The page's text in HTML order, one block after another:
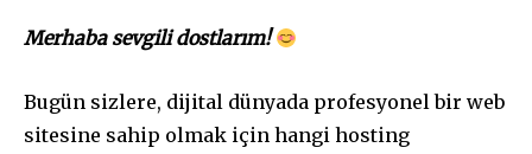
Merhaba sevgili dostlarım!
Bugün sizlere, dijital dünyada profesyonel bir web
sitesine sahip olmak için hangi hosting